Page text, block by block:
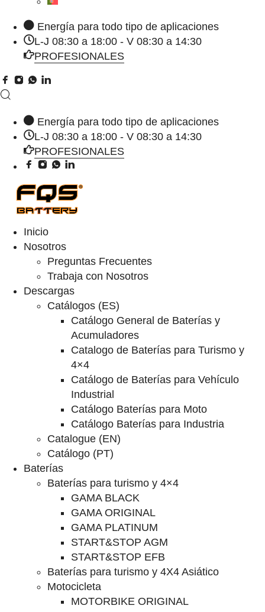
Energía para todo tipo de aplicaciones
L-J 08:30 a 18:00 - V 08:30 a 14:30
PROFESIONALES
Energía para todo tipo de aplicaciones
L-J 08:30 a 18:00 - V 08:30 a 14:30
PROFESIONALES
Inicio
Nosotros
Preguntas Frecuentes
Trabaja con Nosotros
Descargas
Catálogos (ES)
Catálogo General de Baterías y
Acumuladores
Catalogo de Baterías para Turismo y
4×4
Catálogo de Baterías para Vehículo
Industrial
Catálogo Baterías para Moto
Catálogo Baterías para Industria
Catalogue (EN)
Catálogo (PT)
Baterías
Baterías para turismo y 4×4
GAMA BLACK
GAMA ORIGINAL
GAMA PLATINUM
START&STOP AGM
START&STOP EFB
Baterías para turismo y 4X4 Asiático
Motocicleta
MOTORBIKE ORIGINAL